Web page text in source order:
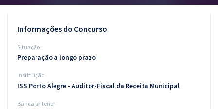
Questões grátis
Blog
Aprovados
Informações do Concurso
Situação
Preparação a longo prazo
Instituição
ISS Porto Alegre - Auditor-Fiscal da Receita Municipal
Banca anterior